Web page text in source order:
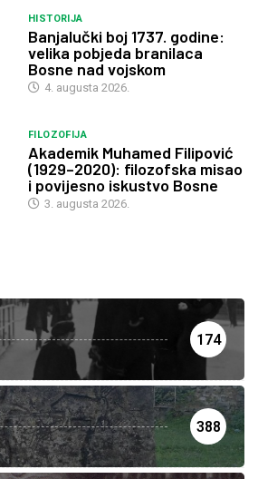
HISTORIJA
Banjalučki boj 1737. godine:
velika pobjeda branilaca
Bosne nad vojskom
4. augusta 2026.
FILOZOFIJA
Akademik Muhamed Filipović
(1929–2020): filozofska misao
i povijesno iskustvo Bosne
3. augusta 2026.
174
388